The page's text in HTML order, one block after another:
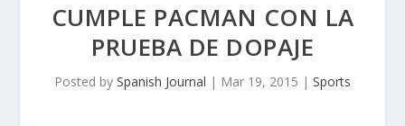
CUMPLE PACMAN CON LA
PRUEBA DE DOPAJE
Posted by Spanish Journal | Mar 19, 2015 | Sports